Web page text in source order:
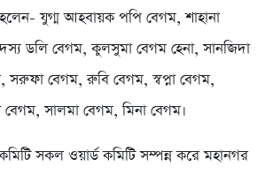
হলেন- যুগ্ম আহবায়ক পপি বেগম, শাহানা
ডলি বেগম, কুলসুমা বেগম হেনা, সানজিদা
বেগম, রুবি বেগম, স্বপ্না বেগম,
বেগম, সালমা বেগম, মিনা বেগম।
সকল ওয়ার্ড কমিটি সম্পন্ন করে মহানগর